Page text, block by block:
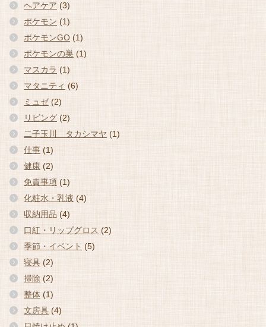
ヘアケア (3)
ポケモン (1)
ポケモンGO (1)
ポケモンの巣 (1)
マスカラ (1)
マタニティ (6)
ミュゼ(2)
リビング (2)
二子玉川 タカシマヤ (1)
仕事 (1)
健康 (2)
免責事項 (1)
化粧水・乳液 (4)
収納用品 (4)
口紅・リップグロス (2)
季節・イベント (5)
寝具 (2)
掃除 (2)
整体 (1)
文房具 (4)